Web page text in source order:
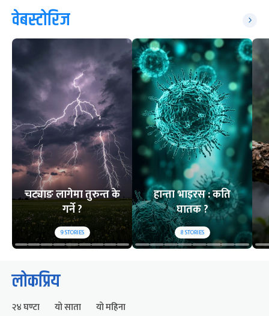
वेबस्टोरिज
चट्याङ लागेमा तुरुन्त के
गर्ने ?
9STORIES
हान्ता भाइरस : कति
घातक ?
8STORIES
लोकप्रिय
२४ घण्टा यो साता यो महिना